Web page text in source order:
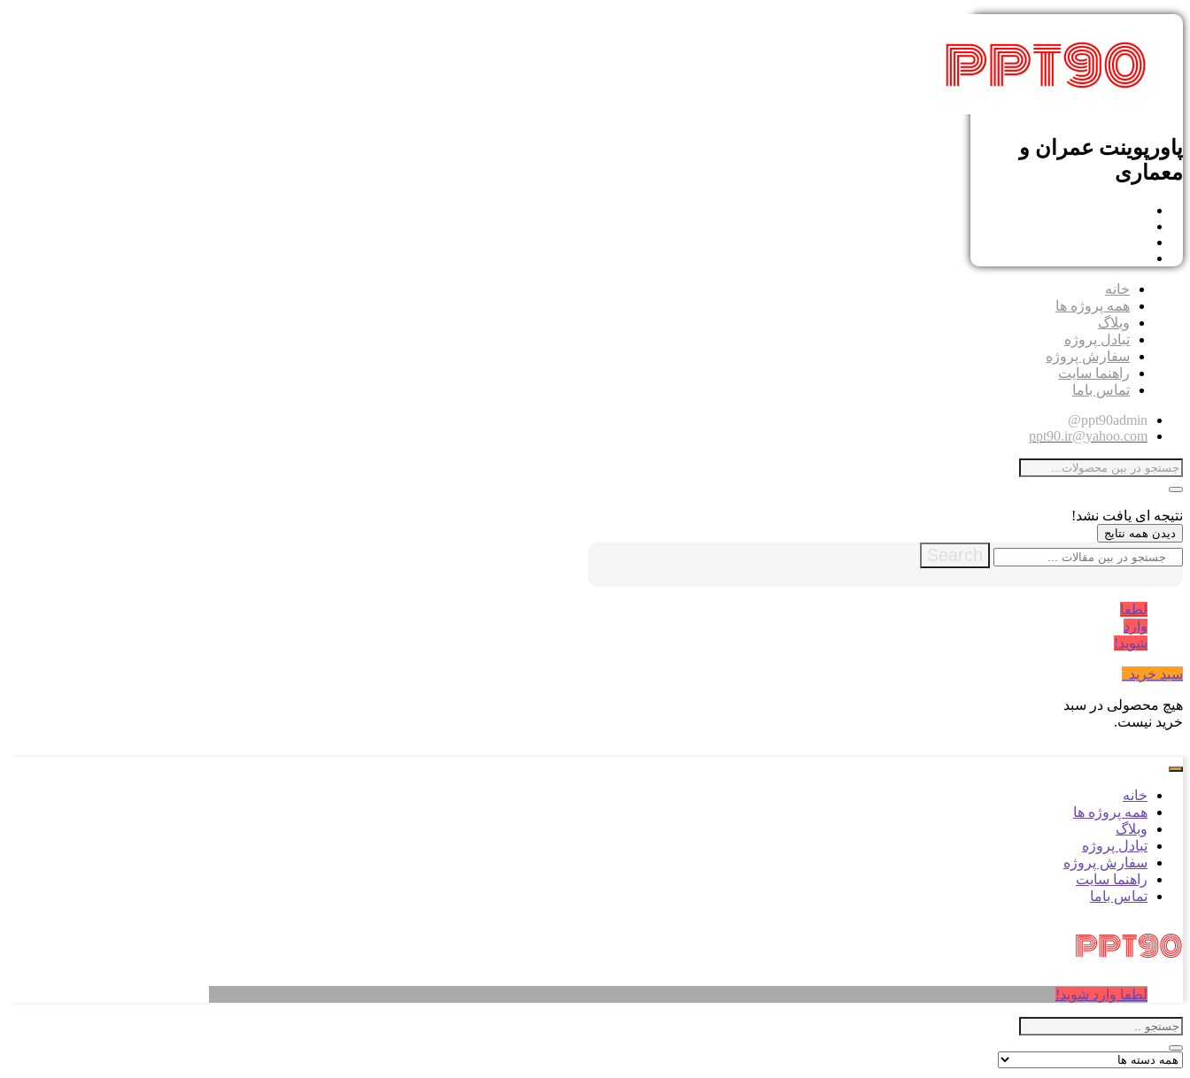
پاورپوینت عمران و
معماری
خانه
همه پروژه ها
وبلاگ
تبادل پروژه
سفارش پروژه
راهنما سایت
تماس باما
ppt90admin@
ppt90.ir@yahoo.com
نتیجه ای یافت نشد!
دیدن همه نتایج
Search
لطفا
وارد
شوید!
سبد خرید
هیچ محصولی در سبد
خرید نیست.
خانه
همه پروژه ها
وبلاگ
تبادل پروژه
سفارش پروژه
راهنما سایت
تماس باما
لطفا وارد شوید!